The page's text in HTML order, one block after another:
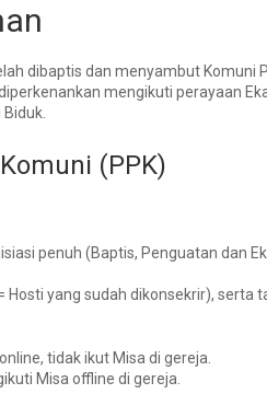
dibaptis dan menyambut Komuni
mengikuti perayaan
(PPK)
penuh (Baptis, Penguatan dan
Hosti yang sudah dikonsekrir),
tidak ikut Misa di gereja.
Misa offline di gereja.